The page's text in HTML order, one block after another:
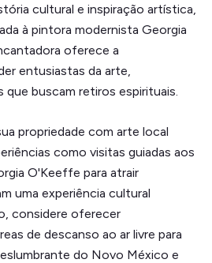
cultural e inspiração artística,
à pintora modernista Georgia
oferece a
entusiastas da arte,
que buscam retiros espirituais.
propriedade com arte local
como visitas guiadas aos
O'Keeffe para atrair
uma experiência cultural
considere oferecer
de descanso ao ar livre para
do Novo México e